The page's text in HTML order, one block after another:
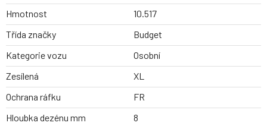
Hmotnost
10.517
Třída značky
Budget
Kategorie vozu
Osobní
Zesílená
XL
Ochrana ráfku
FR
Hloubka dezénu mm
8